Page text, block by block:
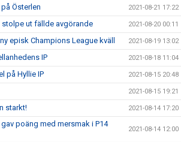
Österlen 2021-08-21 17:22
ut fällde avgörande 2021-08-20 00:11
episk Champions League kväll 2021-08-19 13:02
IP 2021-08-18 11:04
på Hyllie IP 2021-08-15 20:48
2021-08-15 19:21
starkt! 2021-08-14 17:20
poäng med mersmak i P14
2021-08-14 12:00